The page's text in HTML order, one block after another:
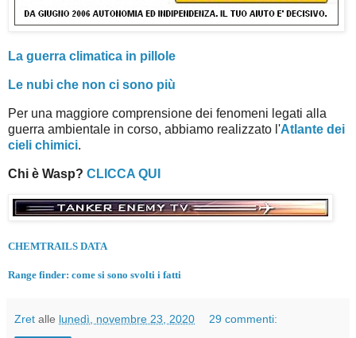
La guerra climatica in pillole
Le nubi che non ci sono più
Per una maggiore comprensione dei fenomeni legati alla
guerra ambientale in corso, abbiamo realizzato l'Atlante dei
cieli chimici.
Chi è Wasp? CLICCA QUI
CHEMTRAILS DATA
Range finder: come si sono svolti i fatti
Zret alle lunedì, novembre 23, 2020 29 commenti: